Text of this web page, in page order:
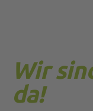
Wir
da!